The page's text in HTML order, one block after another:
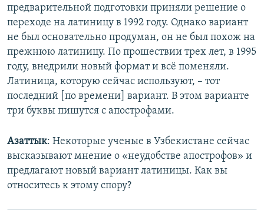
предварительной подготовки приняли решение о
переходе на латиницу в 1992 году. Однако вариант
не был основательно продуман, он не был похож на
прежнюю латиницу. По прошествии трех лет, в 1995
году, внедрили новый формат и всё поменяли.
Латиница, которую сейчас используют, – тот
последний [по времени] вариант. В этом варианте
три буквы пишутся с апострофами.
Азаттык: Некоторые ученые в Узбекистане сейчас
высказывают мнение о «неудобстве апострофов» и
предлагают новый вариант латиницы. Как вы
относитесь к этому спору?